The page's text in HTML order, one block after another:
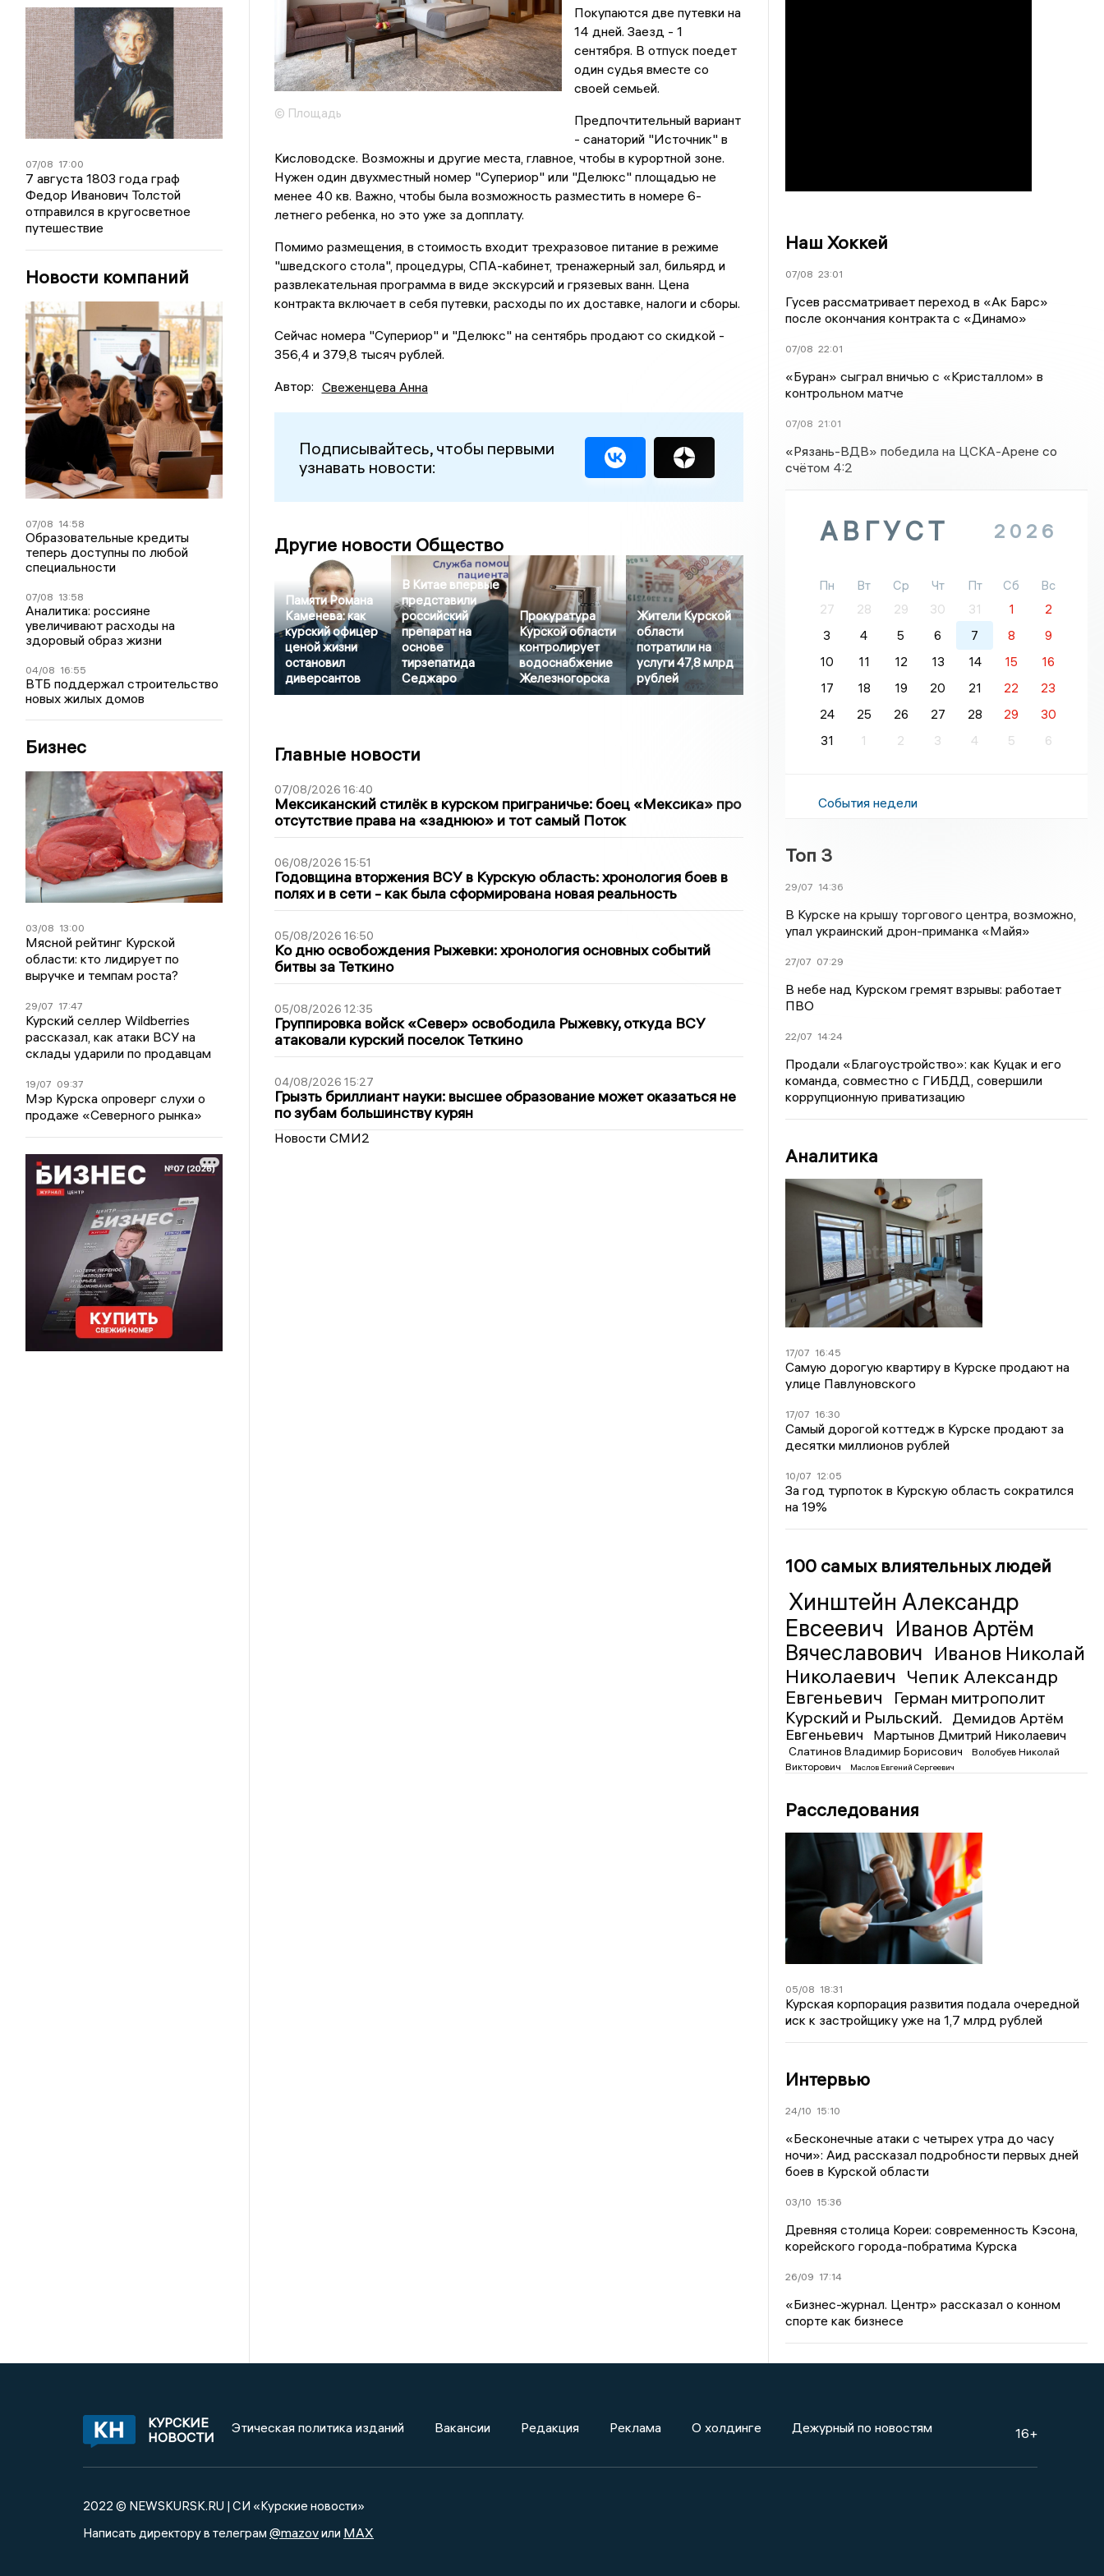
07/08 17:00
7 августа 1803 года граф
Федор Иванович Толстой
отправился в кругосветное
путешествие
Новости компаний
07/08 14:58
Образовательные кредиты
теперь доступны по любой
специальности
07/08 13:58
Аналитика: россияне
увеличивают расходы на
здоровый образ жизни
04/08 16:55
ВТБ поддержал строительство
новых жилых домов
Бизнес
03/08 13:00
Мясной рейтинг Курской
области: кто лидирует по
выручке и темпам роста?
29/07 17:47
Курский селлер Wildberries
рассказал, как атаки ВСУ на
склады ударили по продавцам
19/07 09:37
Мэр Курска опроверг слухи о
продаже «Северного рынка»
© Площадь
Покупаются две путевки на
14 дней. Заезд - 1
сентября. В отпуск поедет
один судья вместе со
своей семьей.
Предпочтительный вариант
- санаторий "Источник" в
Кисловодске. Возможны и другие места, главное, чтобы в курортной зоне.
Нужен один двухместный номер "Супериор" или "Делюкс" площадью не
менее 40 кв. Важно, чтобы была возможность разместить в номере 6-
летнего ребенка, но это уже за допплату.
Помимо размещения, в стоимость входит трехразовое питание в режиме
"шведского стола", процедуры, СПА-кабинет, тренажерный зал, бильярд и
развлекательная программа в виде экскурсий и грязевых ванн. Цена
контракта включает в себя путевки, расходы по их доставке, налоги и сборы.
Сейчас номера "Супериор" и "Делюкс" на сентябрь продают со скидкой -
356,4 и 379,8 тысяч рублей.
Автор: Свеженцева Анна
Подписывайтесь, чтобы первыми
узнавать новости:
Другие новости Общество
Памяти Романа
Каменева: как
курский офицер
ценой жизни
остановил
диверсантов
В Китае впервые
представили
российский
препарат на
основе
тирзепатида
Седжаро
Прокуратура
Курской области
контролирует
водоснабжение
Железногорска
Жители Курской
области
потратили на
услуги 47,8 млрд
рублей
Главные новости
07/08/2026 16:40
Мексиканский стилёк в курском приграничье: боец «Мексика» про
отсутствие права на «заднюю» и тот самый Поток
06/08/2026 15:51
Годовщина вторжения ВСУ в Курскую область: хронология боев в
полях и в сети - как была сформирована новая реальность
05/08/2026 16:50
Ко дню освобождения Рыжевки: хронология основных событий
битвы за Теткино
05/08/2026 12:35
Группировка войск «Север» освободила Рыжевку, откуда ВСУ
атаковали курский поселок Теткино
04/08/2026 15:27
Грызть бриллиант науки: высшее образование может оказаться не
по зубам большинству курян
Новости СМИ2
Наш Хоккей
07/08 23:01
Гусев рассматривает переход в «Ак Барс»
после окончания контракта с «Динамо»
07/08 22:01
«Буран» сыграл вничью с «Кристаллом» в
контрольном матче
07/08 21:01
«Рязань-ВДВ» победила на ЦСКА-Арене со
счётом 4:2
АВГУСТ 2026
Пн Вт Ср Чт Пт Сб
Вс
27
28 29 30 31 1
2
3
4 5 6 7 8
9
10
11 12 13 14 15
16
17
18 19 20 21 22
23
24
25 26 27 28 29
30
31
1 2 3 4 5 6
События недели
Топ 3
29/07 14:36
В Курске на крышу торгового центра, возможно,
упал украинский дрон-приманка «Майя»
27/07 07:29
В небе над Курском гремят взрывы: работает
ПВО
22/07 14:24
Продали «Благоустройство»: как Куцак и его
команда, совместно с ГИБДД, совершили
коррупционную приватизацию
Аналитика
17/07 16:45
Самую дорогую квартиру в Курске продают на
улице Павлуновского
17/07 16:30
Самый дорогой коттедж в Курске продают за
десятки миллионов рублей
10/07 12:05
За год турпоток в Курскую область сократился
на 19%
100 самых влиятельных людей
Хинштейн Александр
Евсеевич Иванов Артём
Вячеславович Иванов Николай
Николаевич Чепик Александр
Евгеньевич
Герман митрополит
Курский и Рыльский.
Демидов Артём
Евгеньевич
Мартынов Дмитрий Николаевич
Слатинов Владимир Борисович
Волобуев Николай
Викторович
Маслов Евгений Сергеевич
Расследования
05/08 18:31
Курская корпорация развития подала очередной
иск к застройщику уже на 1,7 млрд рублей
Интервью
24/10 15:10
«Бесконечные атаки с четырех утра до часу
ночи»: Аид рассказал подробности первых дней
боев в Курской области
03/10 15:36
Древняя столица Кореи: современность Кэсона,
корейского города-побратима Курска
26/09 17:14
«Бизнес-журнал. Центр» рассказал о конном
спорте как бизнесе
КУРСКИЕ
НОВОСТИ
Этическая политика изданий Вакансии Редакция Реклама О холдинге Дежурный по новостям 16+
2022 © NEWSKURSK.RU | СИ «Курские новости»
Написать директору в телеграм @mazovили MAX